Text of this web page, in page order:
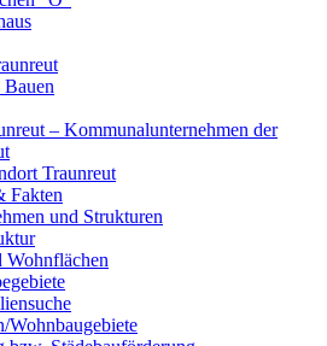
– Kommunalunternehmen der
Traunreut
Fakten
und Strukturen
Wohnflächen
Wohnbaugebiete